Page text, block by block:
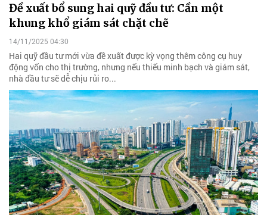
Đề xuất bổ sung hai quỹ đầu tư: Cần một
khung khổ giám sát chặt chẽ
14/11/2025 04:30
Hai quỹ đầu tư mới vừa đề xuất được kỳ vọng thêm công cụ huy
động vốn cho thị trường, nhưng nếu thiếu minh bạch và giám sát,
nhà đầu tư sẽ dễ chịu rủi ro...